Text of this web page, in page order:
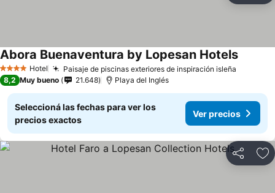
4 EstrellasHotel Paisaje de piscinas exteriores de inspiración isleña
Abora Buenaventura by Lopesan HotelsVer
8,2 Muy bueno 21.648 Playa del Inglés
Seleccioná las fechas para ver los
precios exactos
Ver precios
Compartir